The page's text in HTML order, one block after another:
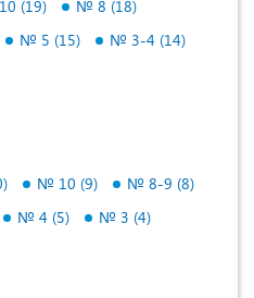
(19)
№ 8 (18)
№ 5 (15)
№ 3-4 (14)
№ 10 (9)
№ 8-9 (8)
№ 4 (5)
№ 3 (4)